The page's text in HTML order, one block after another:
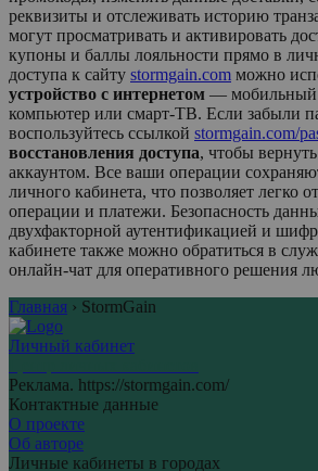
реквизиты и отслеживать историю
могут просматривать и активировать
купоны и баллы лояльности прямо в
доступа к сайту stormgain.com можно
устройство с интернетом — мобильный
компьютер или смарт-ТВ. Если забыли
воспользуйтесь ссылкой stormgain.com/
восстановления доступа, чтобы
аккаунтом. Все ваши операции
личного кабинета, что позволяет легко
операции и платежи. Безопасность
двухфакторной аутентификацией и
кабинете также можно обратиться в
онлайн-чат для оперативного решения
Главная › StormGain
Личный кабинет
Реклама. https://stormgain.com/
Контактные данные
О проекте
Об авторе
Личные кабинеты в городах